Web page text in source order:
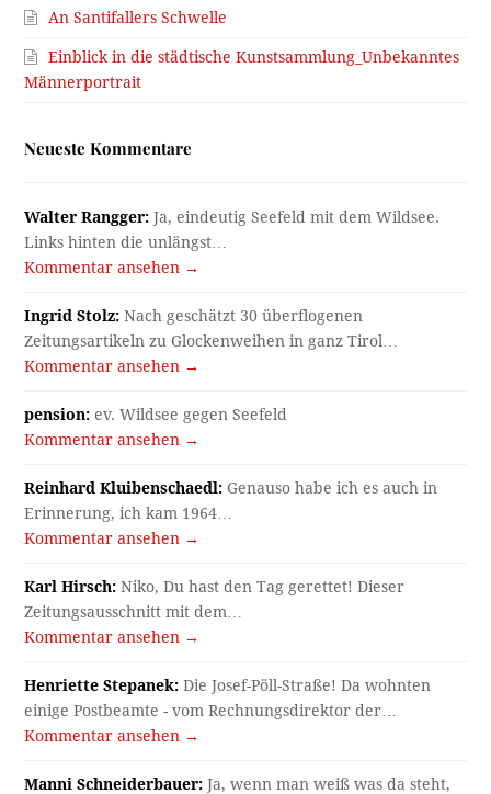
An Santifallers Schwelle
Einblick in die städtische Kunstsammlung_Unbekanntes
Männerportrait
Neueste Kommentare
Walter Rangger: Ja, eindeutig Seefeld mit dem Wildsee.
Links hinten die unlängst…
Kommentar ansehen →
Ingrid Stolz: Nach geschätzt 30 überflogenen
Zeitungsartikeln zu Glockenweihen in ganz Tirol…
Kommentar ansehen →
pension: ev. Wildsee gegen Seefeld
Kommentar ansehen →
Reinhard Kluibenschaedl: Genauso habe ich es auch in
Erinnerung, ich kam 1964…
Kommentar ansehen →
Karl Hirsch: Niko, Du hast den Tag gerettet! Dieser
Zeitungsausschnitt mit dem…
Kommentar ansehen →
Henriette Stepanek: Die Josef-Pöll-Straße! Da wohnten
einige Postbeamte - vom Rechnungsdirektor der…
Kommentar ansehen →
Manni Schneiderbauer: Ja, wenn man weiß was da steht,